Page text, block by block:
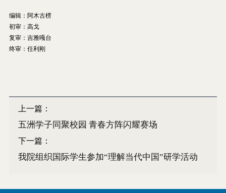
编辑：阿木古楞
初审：高戈
复审：吉雅嘠台
终审：任利刚
上一篇：
五洲学子同聚校园 青春方阵闪耀赛场
下一篇：
我院组织国际学生参加“理解当代中国”研学活动